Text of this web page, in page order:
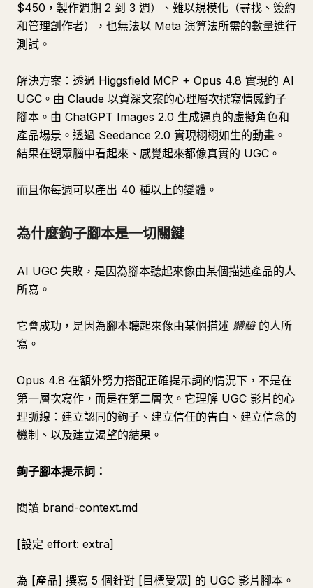
$450，製作週期 2 到 3 週）、難以規模化（尋找、簽約
和管理創作者），也無法以 Meta 演算法所需的數量進行
測試。
解決方案：透過 Higgsfield MCP + Opus 4.8 實現的 AI
UGC。由 Claude 以資深文案的心理層次撰寫情感鉤子
腳本。由 ChatGPT Images 2.0 生成逼真的虛擬角色和
產品場景。透過 Seedance 2.0 實現栩栩如生的動畫。
結果在觀眾腦中看起來、感覺起來都像真實的 UGC。
而且你每週可以產出 40 種以上的變體。
為什麼鉤子腳本是一切關鍵
AI UGC 失敗，是因為腳本聽起來像由某個描述產品的人
所寫。
它會成功，是因為腳本聽起來像由某個描述 體驗的人所
寫。
Opus 4.8 在額外努力搭配正確提示詞的情況下，不是在
第一層次寫作，而是在第二層次。它理解 UGC 影片的心
理弧線：建立認同的鉤子、建立信任的告白、建立信念的
機制、以及建立渴望的結果。
鉤子腳本提示詞：
閱讀 brand-context.md
[設定 effort: extra]
為 [產品] 撰寫 5 個針對 [目標受眾] 的 UGC 影片腳本。